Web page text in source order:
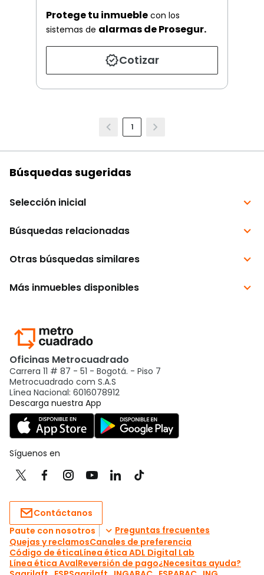
Protege tu inmueble con los
sistemas de alarmas de Prosegur.
Cotizar
1